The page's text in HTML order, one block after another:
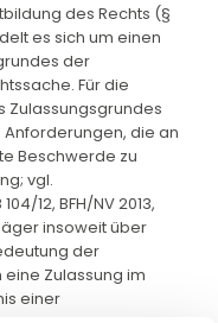
des Rechts (§
es sich um einen
der
Für die
Zulassungsgrundes
die an
Beschwerde zu
vgl.
12, BFH/NV 2013,
insoweit über
der
Zulassung im
einer